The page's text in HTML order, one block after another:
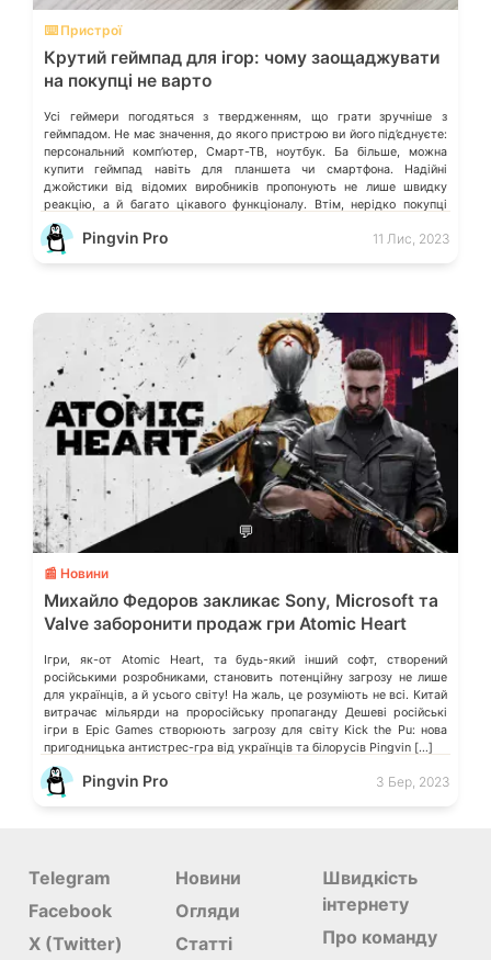
⌨️ Пристрої
Крутий геймпад для ігор: чому заощаджувати
на покупці не варто
Усі геймери погодяться з твердженням, що грати зручніше з
геймпадом. Не має значення, до якого пристрою ви його під’єднуєте:
персональний комп’ютер, Смарт-ТВ, ноутбук. Ба більше, можна
купити геймпад навіть для планшета чи смартфона. Надійні
джойстики від відомих виробників пропонують не лише швидку
реакцію, а й багато цікавого функціоналу. Втім, нерідко покупці
спокушаються доступними цінами на […]
Pingvin Pro 11 Лис, 2023
💬
📰 Новини
Михайло Федоров закликає Sony, Microsoft та
Valve заборонити продаж гри Atomic Heart
Ігри, як-от Atomic Heart, та будь-який інший софт, створений
російськими розробниками, становить потенційну загрозу не лише
для українців, а й усього світу! На жаль, це розуміють не всі. Китай
витрачає мільярди на проросійську пропаганду Дешеві російські
ігри в Epic Games створюють загрозу для світу Kick the Pu: нова
пригодницька антистрес-гра від українців та білорусів Pingvin […]
Pingvin Pro 3 Бер, 2023
Telegram
Facebook
X (Twitter)
Новини
Огляди
Статті
Швидкість
інтернету
Про команду